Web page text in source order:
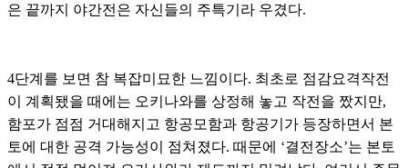
은 끝까지 야간전은 자신들의 주특기라 우겼다.
4단계를 보면 참 복잡미묘한 느낌이다. 최초로 점감요격작전
이 계획됐을 때에는 오키나와를 상정해 놓고 작전을 짰지만,
함포가 점점 거대해지고 항공모함과 항공기가 등장하면서 본
토에 대한 공격 가능성이 점쳐졌다. 때문에 ‘결전장소’는 본토